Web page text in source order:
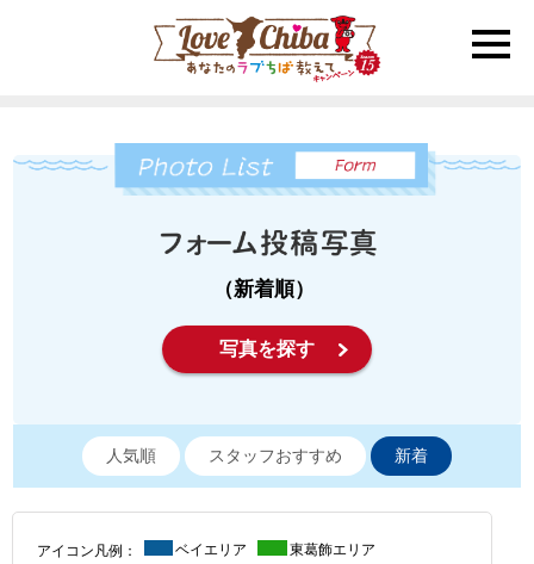
toggle
（新着順）
写真を探す
人気順 スタッフおすすめ 新着
アイコン凡例： ベイエリア
東葛飾エリア